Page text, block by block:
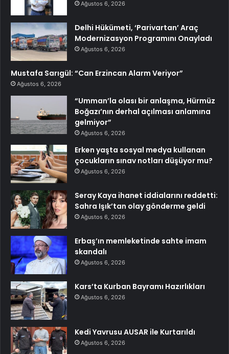
Ağustos 6, 2026
Delhi Hükümeti, ‘Parivartan’ Araç
Modernizasyon Programını Onayladı
Ağustos 6, 2026
Mustafa Sarıgül: “Can Erzincan Alarm Veriyor”
Ağustos 6, 2026
“Umman’la olası bir anlaşma, Hürmüz
Boğazı’nın derhal açılması anlamına
gelmiyor”
Ağustos 6, 2026
Erken yaşta sosyal medya kullanan
çocukların sınav notları düşüyor mu?
Ağustos 6, 2026
Seray Kaya ihanet iddialarını reddetti:
Sahra Işık’tan olay gönderme geldi
Ağustos 6, 2026
Erbaş’ın memleketinde sahte imam
skandalı
Ağustos 6, 2026
Kars’ta Kurban Bayramı Hazırlıkları
Ağustos 6, 2026
Kedi Yavrusu AUSAR ile Kurtarıldı
Ağustos 6, 2026